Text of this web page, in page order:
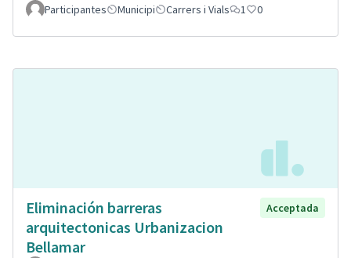
Participantes
Municipi Carrers i Vials 1 0
Eliminación barreras
arquitectonicas Urbanizacion
Bellamar
Acceptada